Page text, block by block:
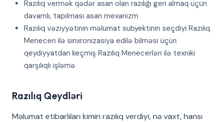
Razılıq vermək qədər asan olan razılığı geri almaq üçün
davamlı, tapılması asan mexanizm
Razılıq vəziyyətinin məlumat subyektinin seçdiyi Razılıq
Meneceri ilə sinxronizasiya edilə bilməsi üçün
qeydiyyatdan keçmiş Razılıq Menecerləri ilə texniki
qarşılıqlı işləmə
Razılıq Qeydləri
Məlumat etibarlıları kimin razılıq verdiyi, nə vaxt, hansı